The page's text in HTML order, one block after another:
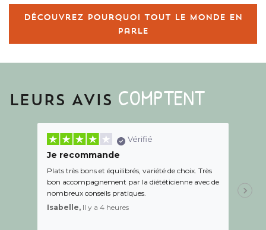
Découvrez pourquoi tout le monde en
parle
LEURS AVIS COMPTENT
Vérifié
Je recommande
Plats très bons et équilibrés, variété de choix. Très
bon accompagnement par la diététicienne avec de
nombreux conseils pratiques.
Isabelle, Il y a 4 heures
de l
aidé